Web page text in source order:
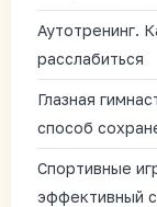
Аутотренинг.
расслабиться
Глазная
способ
Спортивные
эффективный